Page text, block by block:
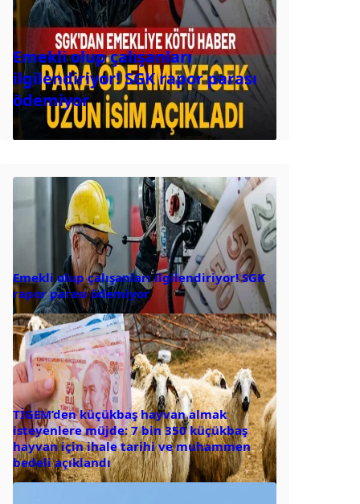
Emekli olup çalışanları
ilgilendiriyor! SGK rapor parası
ödemiyor
Emekli olup çalışanları ilgilendiriyor! SGK
rapor parası ödemiyor
TİGEM’den küçükbaş hayvan almak
isteyenlere müjde: 7 bin 350 küçükbaş
hayvan için ihale tarihi ve muhammen
bedeli açıklandı